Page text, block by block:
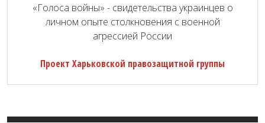
«Голоса войны» - свидетельства украинцев о
личном опыте столкновения с военной
агрессией России
Проект Харьковской правозащитной группы